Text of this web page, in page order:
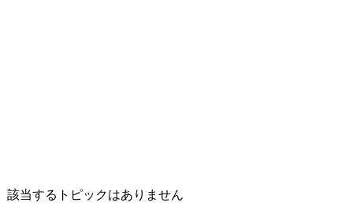
該当するトピックはありません